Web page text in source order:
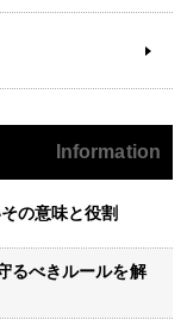
Information
の意味と役割
るべきルールを解